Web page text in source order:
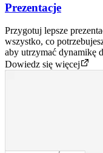
Prezentacje
Przygotuj lepsze
wszystko, co
aby utrzymać dynamikę
Dowiedz się więcej